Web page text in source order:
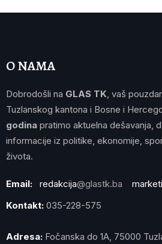
O NAMA
Dobrodošli na GLAS TK , vaš
Tuzlanskog kantona i Bosne i
godina pratimo aktuelna dešavanja,
informacije iz politike, ekonomije,
života.
Email: redakcija@glastk.ba
Kontakt: 035-228-575
Adresa: Fočanska do 1A, 75000